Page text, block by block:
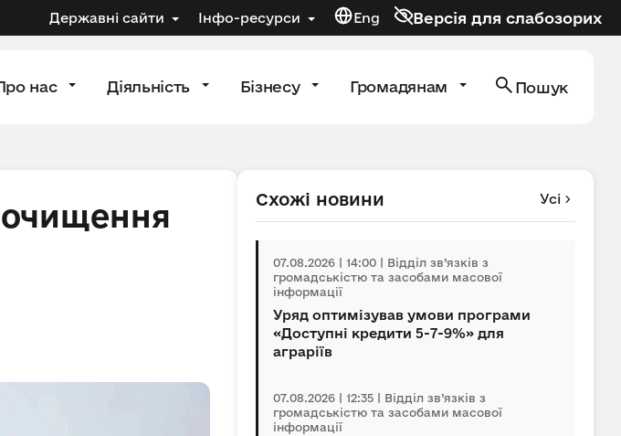
Державні сайти Інфо-ресурси Eng Версія для слабозорих
нас Діяльність Бізнесу Громадянам Пошук
очищення
Схожі новини Усі
07.08.2026 | 14:00 | Відділ зв’язків з
громадськістю та засобами масової
інформації
Уряд оптимізував умови програми
«Доступні кредити 5-7-9%» для
аграріїв
07.08.2026 | 12:35 | Відділ зв’язків з
громадськістю та засобами масової
інформації